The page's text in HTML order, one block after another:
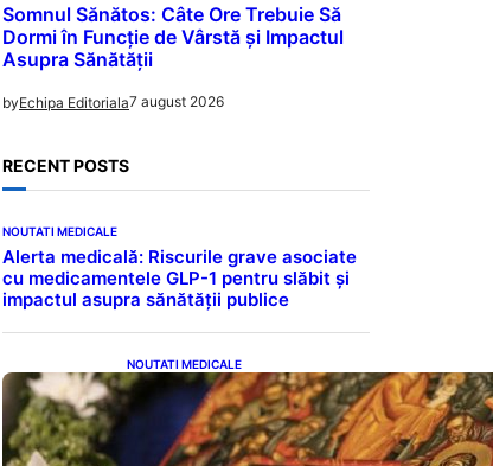
Somnul Sănătos: Câte Ore Trebuie Să
Dormi în Funcție de Vârstă și Impactul
Asupra Sănătății
byEchipa Editoriala7 august 2026
RECENT POSTS
NOUTATI MEDICALE
Alerta medicală: Riscurile grave asociate
cu medicamentele GLP-1 pentru slăbit și
impactul asupra sănătății publice
NOUTATI MEDICALE
Postul Adormirii Maicii
Domnului: Tradiții,
Superstiții și Implicații
Spiritualitate în 2026